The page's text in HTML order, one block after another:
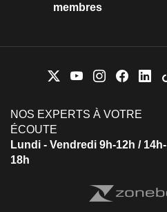
membres
NOS EXPERTS À VOTRE
ÉCOUTE
Lundi - Vendredi 9h-12h / 14h-
18h